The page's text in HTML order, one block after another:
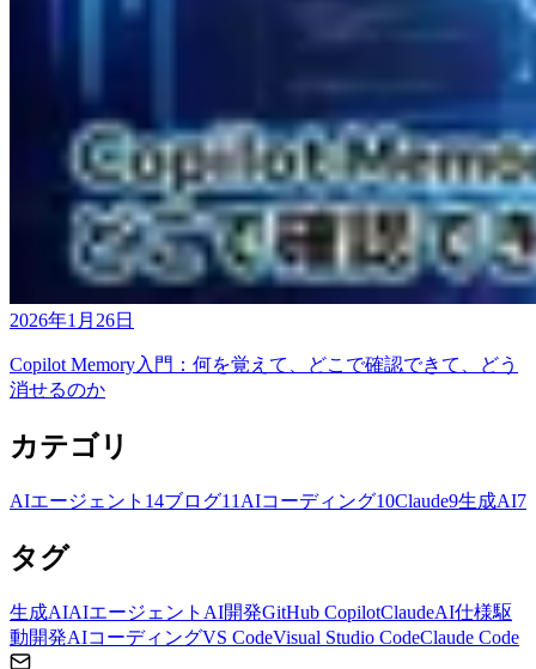
2026年1月26日
Copilot Memory入門：何を覚えて、どこで確認できて、どう
消せるのか
カテゴリ
AIエージェント 14ブログ11 AIコーディング10Claude9生成AI7
タグ
生成AIAIエージェント AI開発GitHub CopilotClaudeAI仕様駆
動開発AIコーディングVS CodeVisual Studio CodeClaude Code